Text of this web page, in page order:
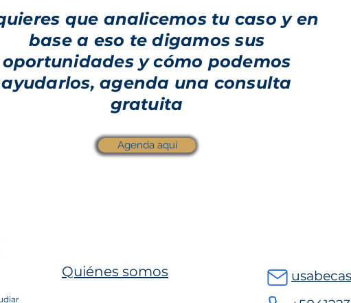
que analicemos tu caso y en
base a eso te digamos sus
oportunidades y cómo podemos
ayudarlos, agenda una consulta
gratuita
Agenda aquí
Quiénes somos